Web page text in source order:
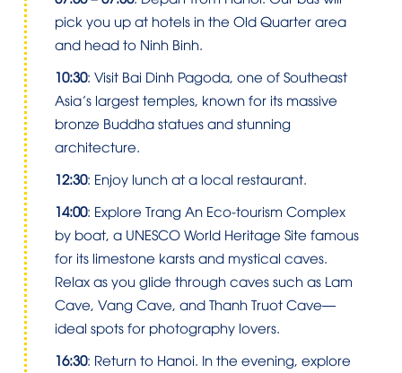
pick you up at hotels in the Old Quarter area
and head to Ninh Binh.
10:30: Visit Bai Dinh Pagoda, one of Southeast
Asia’s largest temples, known for its massive
bronze Buddha statues and stunning
architecture.
12:30: Enjoy lunch at a local restaurant.
14:00: Explore Trang An Eco-tourism Complex
by boat, a UNESCO World Heritage Site famous
for its limestone karsts and mystical caves.
Relax as you glide through caves such as Lam
Cave, Vang Cave, and Thanh Truot Cave—
ideal spots for photography lovers.
16:30: Return to Hanoi. In the evening, explore